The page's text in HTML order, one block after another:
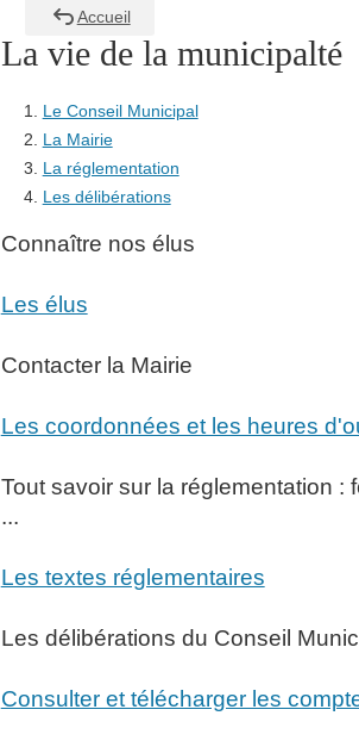
Accueil
La vie de la municipalté
Le Conseil Municipal
La Mairie
La réglementation
Les délibérations
Connaître nos élus
Les élus
Contacter la Mairie
Les coordonnées et les heures
Tout savoir sur la réglementation :
...
Les textes réglementaires
Les délibérations du Conseil
Consulter et télécharger les